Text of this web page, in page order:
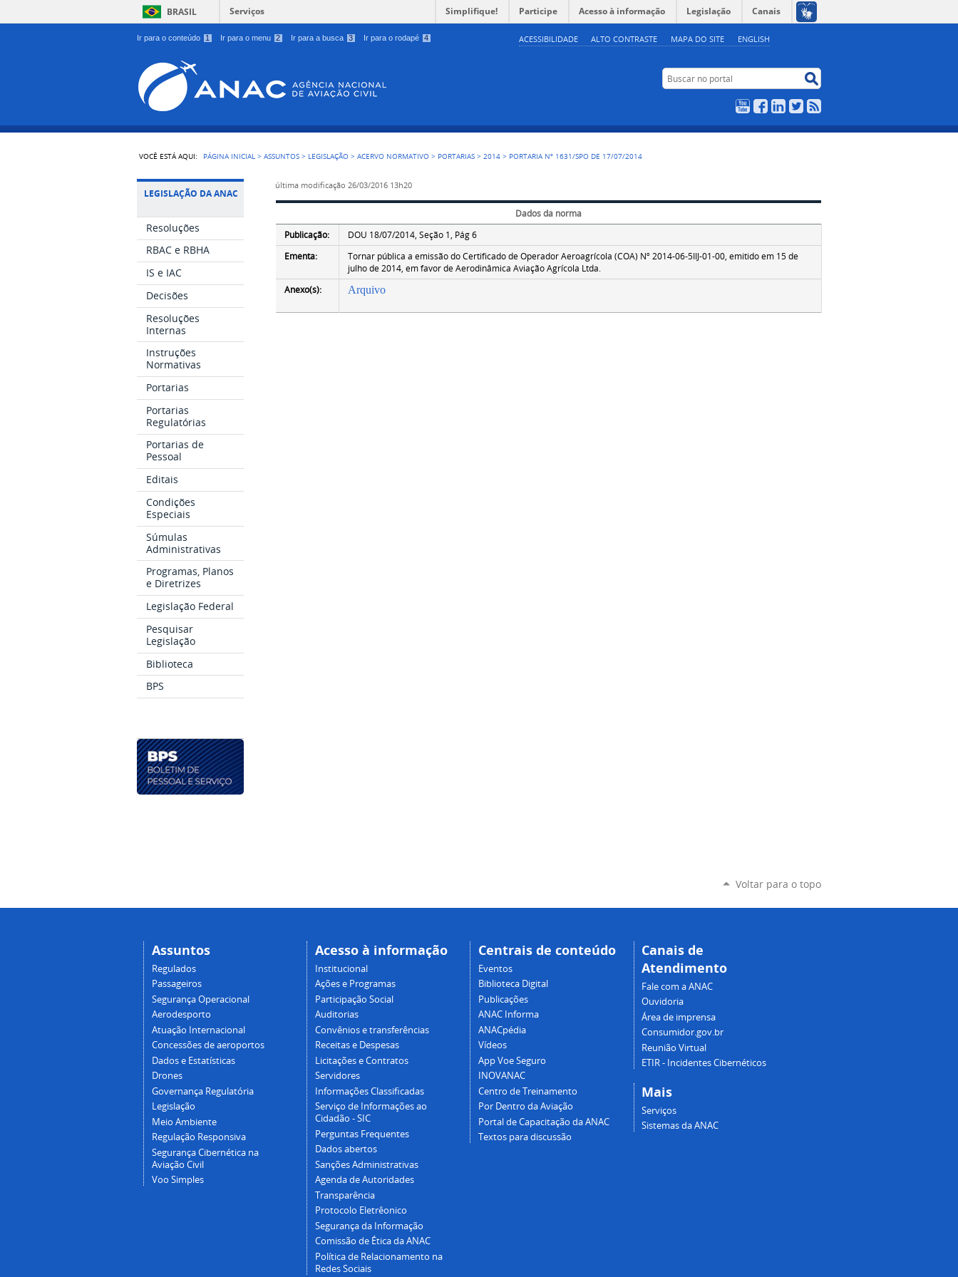
Ir para o conteúdo 1 Ir para o menu 2 Ir para a busca 3 Ir para o rodapé 4 ACESSIBILIDADE ALTO CONTRASTE MAPA DO SITE ENGLISH
BRASIL Serviços Simplifique! Participe Acesso à informação Legislação Canais
Buscar no portal
YouTubeFacebookLinkedIn
Twitter
VOCÊ ESTÁ AQUI: PÁGINA INICIAL >ASSUNTOS > LEGISLAÇÃO >ACERVO NORMATIVO > PORTARIAS >2014 > PORTARIA Nº 1631/SPO DE 17/07/2014
LEGISLAÇÃO DA ANAC
Resoluções
RBAC e RBHA
IS e IAC
Decisões
Resoluções
Internas
Instruções
Normativas
Portarias
Portarias
Regulatórias
Portarias de
Pessoal
Editais
Condições
Especiais
Súmulas
Administrativas
Programas, Planos
e Diretrizes
Legislação Federal
Pesquisar
Legislação
Biblioteca
BPS
última modificação 26/03/2016 13h20
Dados da norma
Publicação:
DOU 18/07/2014, Seção 1, Pág 6
Ementa:
Tornar pública a emissão do Certificado de Operador Aeroagrícola (COA) Nº 2014-06-5IIJ-01-00, emitido em 15 de
julho de 2014, em favor de Aerodinâmica Aviação Agrícola Ltda.
Anexo(s):
Arquivo
Voltar para o topo
Assuntos
Regulados
Passageiros
Segurança Operacional
Aerodesporto
Atuação Internacional
Concessões de aeroportos
Dados e Estatísticas
Drones
Governança Regulatória
Legislação
Meio Ambiente
Regulação Responsiva
Segurança Cibernética na
Aviação Civil
Voo Simples
Acesso à informação
Institucional
Ações e Programas
Participação Social
Auditorias
Convênios e transferências
Receitas e Despesas
Licitações e Contratos
Servidores
Informações Classificadas
Serviço de Informações ao
Cidadão - SIC
Perguntas Frequentes
Dados abertos
Sanções Administrativas
Agenda de Autoridades
Transparência
Protocolo Eletrêonico
Segurança da Informação
Comissão de Ética da ANAC
Política de Relacionamento na
Redes Sociais
Centrais de conteúdo
Eventos
Biblioteca Digital
Publicações
ANAC Informa
ANACpédia
Vídeos
App Voe Seguro
INOVANAC
Centro de Treinamento
Por Dentro da Aviação
Portal de Capacitação da ANAC
Textos para discussão
Canais de
Atendimento
Fale com a ANAC
Ouvidoria
Área de imprensa
Consumidor.gov.br
Reunião Virtual
ETIR - Incidentes Cibernéticos
Mais
Serviços
Sistemas da ANAC